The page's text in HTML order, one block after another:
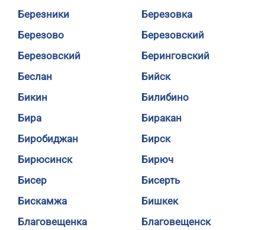
Березники
Березовка
Березово
Березовский
Березовский
Беринговский
Беслан
Бийск
Бикин
Билибино
Бира
Биракан
Биробиджан
Бирск
Бирюсинск
Бирюч
Бисер
Бисерть
Бискамжа
Бишкек
Благовещенка
Благовещенск